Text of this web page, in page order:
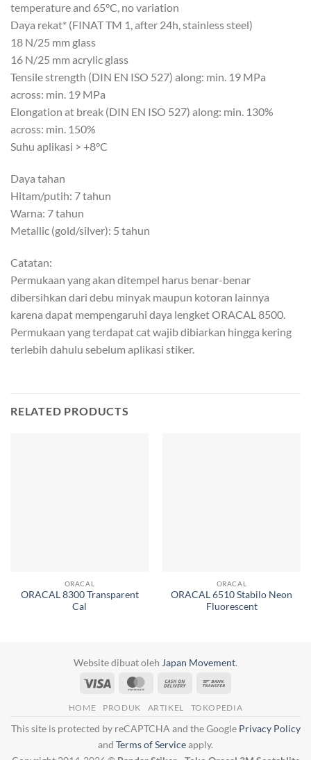
temperature and 65°C, no variation
Daya rekat* (FINAT TM 1, after 24h, stainless steel)
18 N/25 mm glass
16 N/25 mm acrylic glass
Tensile strength (DIN EN ISO 527) along: min. 19 MPa
across: min. 19 MPa
Elongation at break (DIN EN ISO 527) along: min. 130%
across: min. 150%
Suhu aplikasi > +8°C
Daya tahan
Hitam/putih: 7 tahun
Warna: 7 tahun
Metallic (gold/silver): 5 tahun
Catatan:
Permukaan yang akan ditempel harus benar-benar
dibersihkan dari debu minyak maupun kotoran lainnya
karena dapat mempengaruhi daya lengket ORACAL 8500.
Permukaan yang terdapat cat wajib dibiarkan hingga kering
terlebih dahulu sebelum aplikasi stiker.
RELATED PRODUCTS
ORACAL
ORACAL 8300 Transparent
Cal
ORACAL
ORACAL 6510 Stabilo Neon
Fluorescent
Website dibuat oleh Japan Movement.
Visa
MasterCardCash
Delivery
HOME PRODUK ARTIKEL TOKOPEDIA
This site is protected by reCAPTCHA and the Google Privacy Policy
and Terms of Serviceapply.